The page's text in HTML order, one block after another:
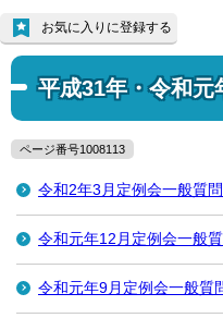
平成31年・令和
お気に入りに登録する
ページ番号1008113
令和2年3月定例会一般質問
令和元年12月定例会一般
令和元年9月定例会一般質